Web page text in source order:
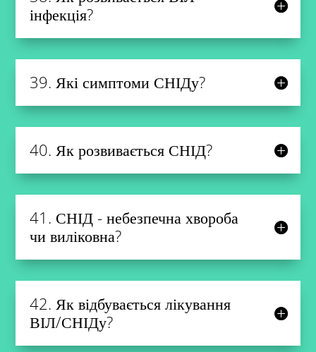
інфекція?
39. Які симптоми СНІДу?
40. Як розвивається СНІД?
41. СНІД - небезпечна хвороба
чи виліковна?
42. Як відбувається лікування
ВІЛ/СНІДу?